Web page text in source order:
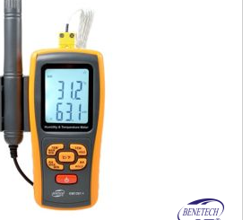
Подробнее...